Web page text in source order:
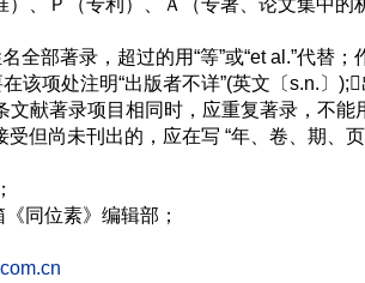
、Ｐ（专利）、Ａ（专著、论文集中的
部著录，超过的用“等”或“et al.”代替；
该项处注明“出版者不详”(英文〔s.n.〕
献著录项目相同时，应重复著录，不能
但尚未刊出的，应在写 “年、卷、期、页
同位素》编辑部；